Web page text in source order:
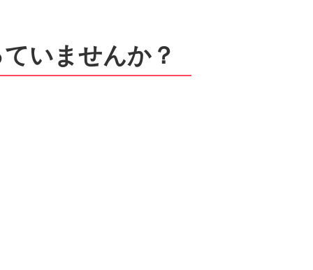
いませんか？